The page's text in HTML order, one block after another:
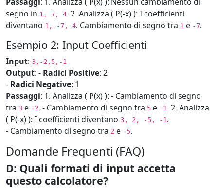
segno in 1, 7, 4. 2. Analizza ( P(-x) ): I coefficienti
diventano 1, -7, 4. Cambiamento di segno tra 1 e -7.
Esempio 2: Input Coefficienti
Input: 3,-2,5,-1
Output: - Radici Positive: 2
- Radici Negative: 1
Passaggi: 1. Analizza ( P(x) ): - Cambiamento di segno
tra 3 e -2. - Cambiamento di segno tra 5 e -1. 2. Analizza
( P(-x) ): I coefficienti diventano 3, 2, -5, -1.
- Cambiamento di segno tra 2 e -5.
Domande Frequenti (FAQ)
D: Quali formati di input accetta
questo calcolatore?